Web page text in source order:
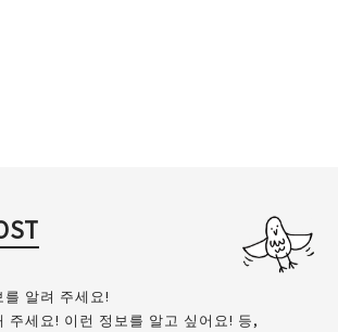
알려 주세요!
주세요! 이런 정보를 알고 싶어요! 등,